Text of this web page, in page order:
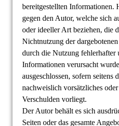
bereitgestellten Informationen.
gegen den Autor, welche sich
oder ideeller Art beziehen, die
Nichtnutzung der
durch die Nutzung fehlerhafter
Informationen verursacht
ausgeschlossen, sofern seitens
nachweislich vorsätzliches
Verschulden vorliegt.
Der Autor behält es sich
Seiten oder das gesamte